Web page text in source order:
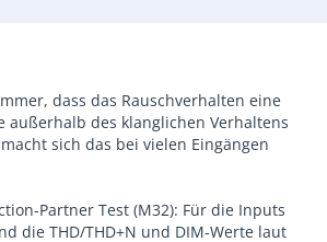
dass das Rauschverhalten eine
außerhalb des klanglichen Verhaltens
sich das bei vielen Eingängen
Partner Test (M32): Für die Inputs
die THD/THD+N und DIM-Werte laut